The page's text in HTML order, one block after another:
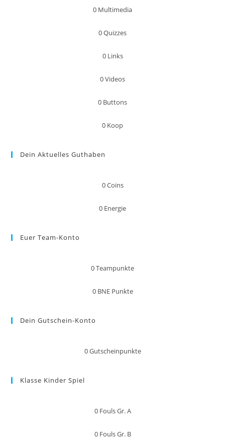
0 Multimedia
0Quizzes
0 Links
0Videos
0 Buttons
0 Koop
Dein Aktuelles Guthaben
0Coins
0 Energie
Euer Team-Konto
0Teampunkte
0 BNE Punkte
Dein Gutschein-Konto
0Gutscheinpunkte
Klasse Kinder Spiel
0 Fouls Gr. A
0 Fouls Gr. B